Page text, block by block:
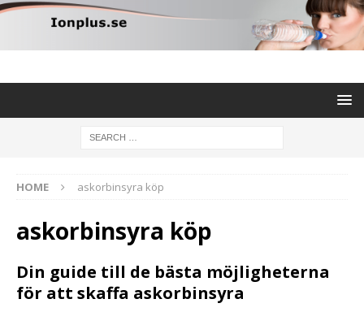
HOME askorbinsyra köp
askorbinsyra köp
Din guide till de bästa möjligheterna
för att skaffa askorbinsyra